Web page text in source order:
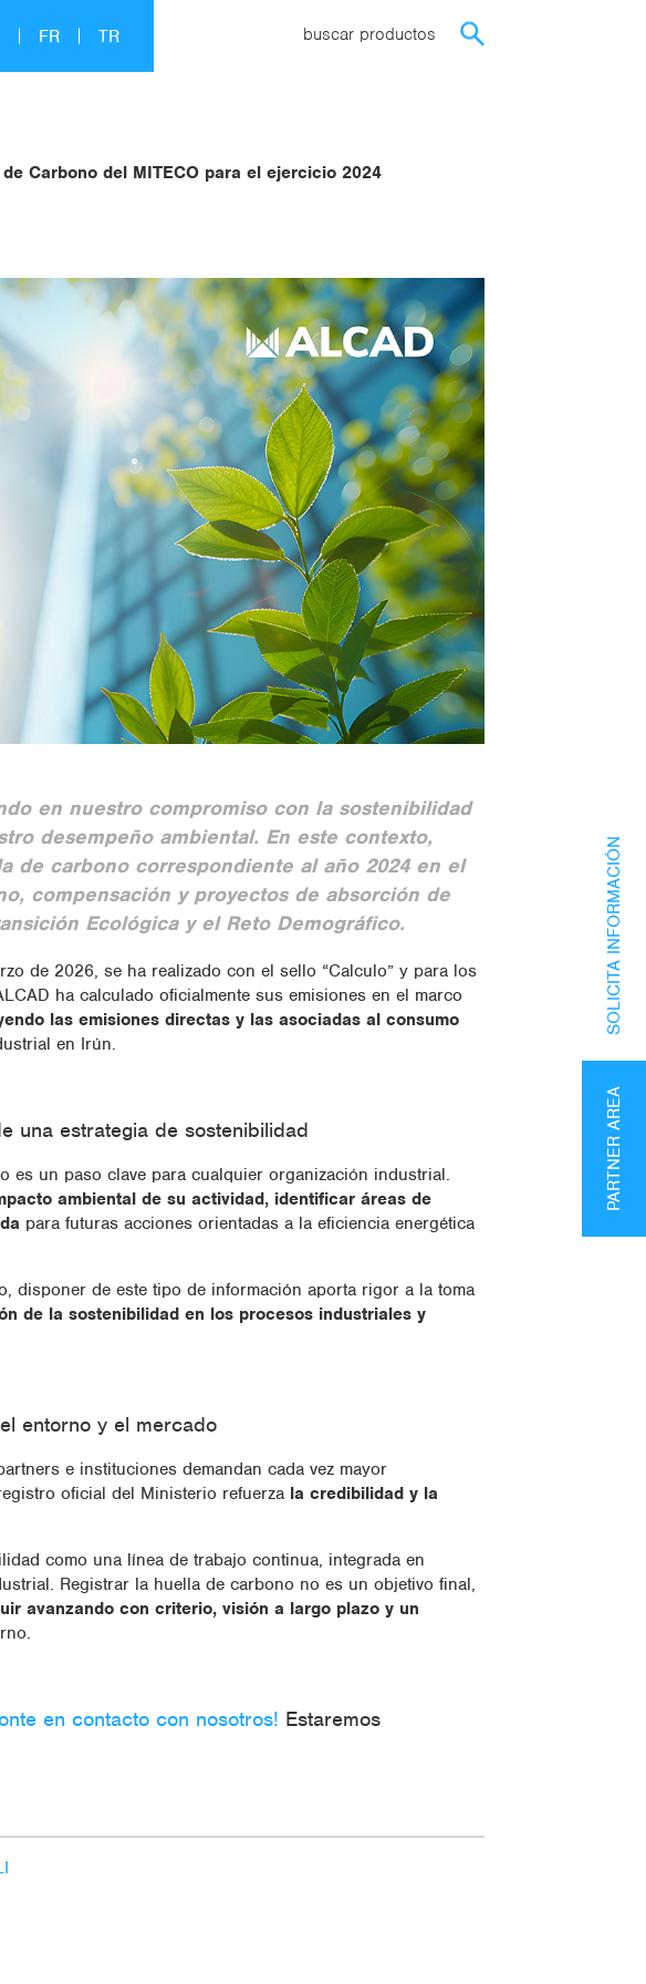
FR TR buscar productos
Carbono del MITECO para el ejercicio 2024
en nuestro compromiso con la sostenibilidad
desempeño ambiental. En este contexto,
de carbono correspondiente al año 2024 en el
compensación y proyectos de absorción de
Ecológica y el Reto Demográfico.
de 2026, se ha realizado con el sello “Calculo” y para los
ha calculado oficialmente sus emisiones en el marco
las emisiones directas y las asociadas al consumo
en Irún.
una estrategia de sostenibilidad
es un paso clave para cualquier organización industrial.
ambiental de su actividad, identificar áreas de
para futuras acciones orientadas a la eficiencia energética
disponer de este tipo de información aporta rigor a la toma
de la sostenibilidad en los procesos industriales y
entorno y el mercado
e instituciones demandan cada vez mayor
oficial del Ministerio refuerza la credibilidad y la
como una línea de trabajo continua, integrada en
Registrar la huella de carbono no es un objetivo final,
avanzando con criterio, visión a largo plazo y un
en contacto con nosotros! Estaremos
PARTNER AREA
SOLICITA INFORMACIÓN